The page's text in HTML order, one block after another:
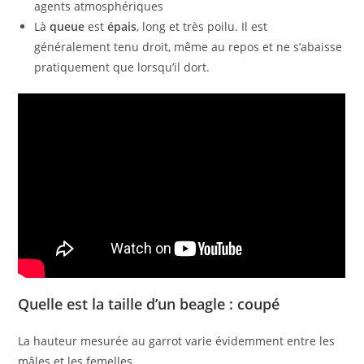
agents atmosphériques
Làqueue estépais, long et très poilu. Il est
généralement tenu droit, même au repos et ne s’abaisse
pratiquement que lorsqu’il dort.
Quelle est la taille d’un beagle : coupé
La hauteur mesurée au garrot varie évidemment entre les